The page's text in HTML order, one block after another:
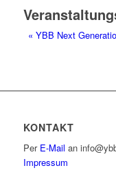
« YBB Next
KONTAKT
Per E-Mail an
Impressum